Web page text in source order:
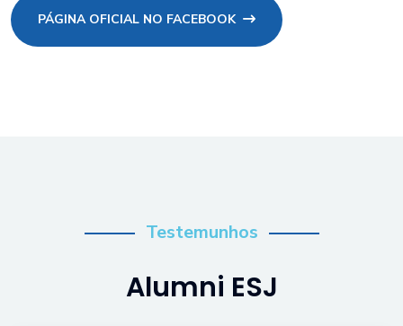
PÁGINA OFICIAL NO FACEBOOK
Testemunhos
Alumni ESJ